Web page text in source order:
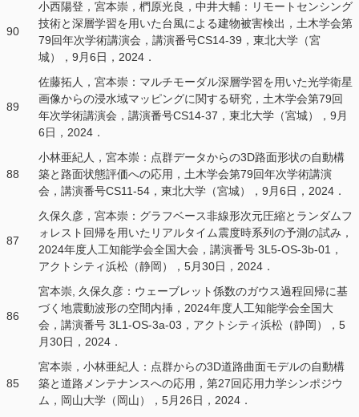
90
小西陽登，宮本崇，椚原光良，中井大輔：リモートセンシング
技術と深層学習を用いた台風による建物被害検出，土木学会第
79回年次学術講演会，講演番号CS14-39，東北大学（宮
城），9月6日，2024．
89
佐藤拓人，宮本崇：マルチモーダル深層学習を用いた光学衛星
画像からの浸水域マッピングに関する研究，土木学会第79回
年次学術講演会，講演番号CS14-37，東北大学（宮城），9月
6日，2024．
88
小林亜紀人，宮本崇：点群データからの3D路面形状の自動構
築と路面状態評価への応用，土木学会第79回年次学術講演
会，講演番号CS11-54，東北大学（宮城），9月6日，2024．
87
久保久彦，宮本崇：グラフベース非線形次元圧縮とランダムフ
ォレスト回帰を用いたリアルタイム震度時系列の予測の試み，
2024年度人工知能学会全国大会，講演番号 3L5-OS-3b-01，
アクトシティ浜松（静岡），5月30日，2024．
86
宮本崇, 久保久彦：ウェーブレット係数のガウス過程回帰に基
づく地震動波形の空間内挿，2024年度人工知能学会全国大
会，講演番号 3L1-OS-3a-03，アクトシティ浜松（静岡），5
月30日，2024．
85
宮本崇，小林亜紀人：点群からの3D道路曲面モデルの自動構
築と 道路メンテナンスへの応用，第27回応用力学シンポジウ
ム，岡山大学（岡山），5月26日，2024．